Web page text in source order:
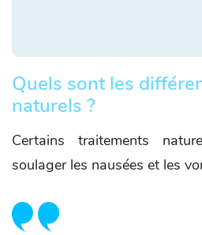
Quels sont les
naturels ?
Certains traitements
soulager les nausées et les